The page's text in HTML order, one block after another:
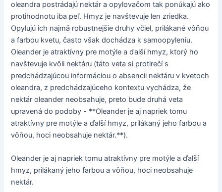
oleandra postrádajú nektár a opylovačom tak ponúkajú ako
protihodnotu iba peľ. Hmyz je navštevuje len zriedka.
Opylujú ich najmä robustnejšie druhy včiel, prilákané vôňou
a farbou kvetu, často však dochádza k samoopyleniu.
Oleander je atraktívny pre motýle a ďalší hmyz, ktorý ho
navštevuje kvôli nektáru (táto veta si protirečí s
predchádzajúcou informáciou o absencii nektáru v kvetoch
oleandra, z predchádzajúceho kontextu vychádza, že
nektár oleander neobsahuje, preto bude druhá veta
upravená do podoby - **Oleander je aj napriek tomu
atraktívny pre motýle a ďalší hmyz, prilákaný jeho farbou a
vôňou, hoci neobsahuje nektár.**).
Oleander je aj napriek tomu atraktívny pre motýle a ďalší
hmyz, prilákaný jeho farbou a vôňou, hoci neobsahuje
nektár.